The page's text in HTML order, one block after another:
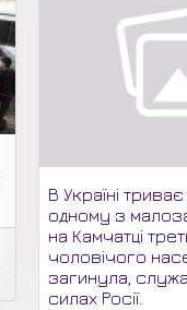
В Україні триває
одному з
на Камчатці
чоловічого
загинула,
силах Росії.